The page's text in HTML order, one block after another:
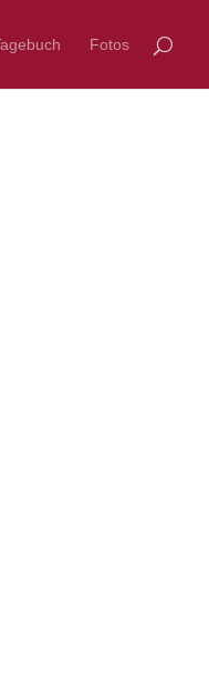
Fotos